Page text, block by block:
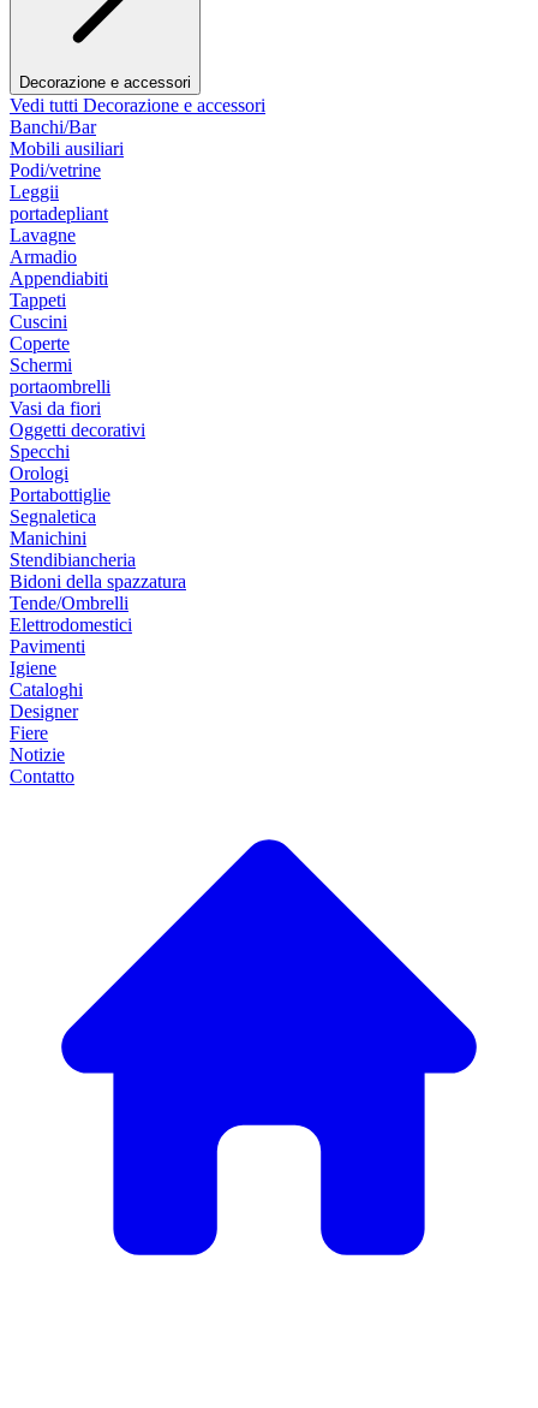
Decorazione e accessori
Vedi tutti Decorazione e accessori
Banchi/Bar
Mobili ausiliari
Podi/vetrine
Leggii
portadepliant
Lavagne
Armadio
Appendiabiti
Tappeti
Cuscini
Coperte
Schermi
portaombrelli
Vasi da fiori
Oggetti decorativi
Specchi
Orologi
Portabottiglie
Segnaletica
Manichini
Stendibiancheria
Bidoni della spazzatura
Tende/Ombrelli
Elettrodomestici
Pavimenti
Igiene
Cataloghi
Designer
Fiere
Notizie
Contatto